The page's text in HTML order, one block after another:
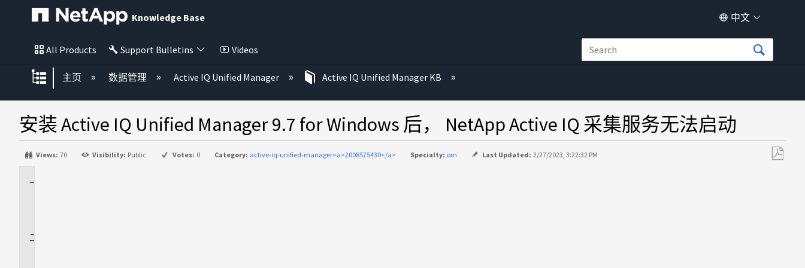
Knowledge Base 中文
All Products Support Bulletins Videos
扩展/隐缩全局层次
主页 数据管理 Active IQ Unified Manager Active IQ Unified Manager KB
安装 Active IQ Unified Manager 9.7 for Windows 后， NetApp Active IQ 采集服务无法启动
Views: 70 Visibility: Public Votes: 0 Category: active-iq-unified-manager<a>2008575430</a> Specialty: om Last Updated: 2/27/2023, 3:22:32 PM